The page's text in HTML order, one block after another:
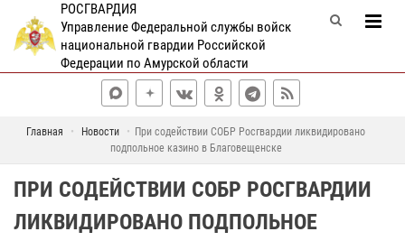
РОСГВАРДИЯ
Управление Федеральной службы войск
национальной гвардии Российской
Федерации по Амурской области
Главная Новости
При содействии СОБР Росгвардии ликвидировано
подпольное казино в Благовещенске
ПРИ СОДЕЙСТВИИ СОБР РОСГВАРДИИ
ЛИКВИДИРОВАНО ПОДПОЛЬНОЕ